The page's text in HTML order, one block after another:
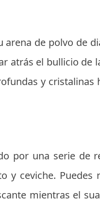
arena de polvo de
atrás el bullicio de
y cristalinas
por una serie de
y ceviche. Puedes
mientras el